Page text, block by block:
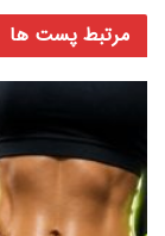
مرتبط پست ها